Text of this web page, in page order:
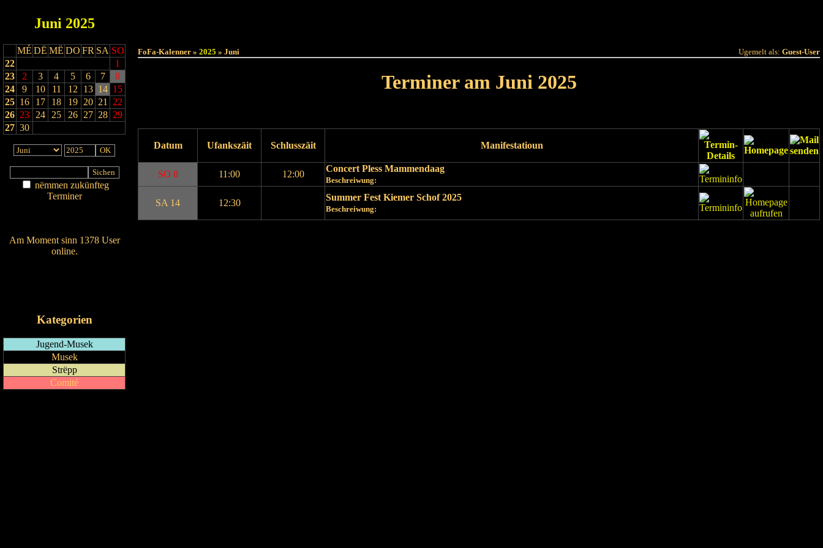
Juni 2025
MÉ DË MË DO FR SA SO
22
1
23
2 3 4 5 6 7
8
24
9 10 11 12 13 14 15
25 16 17 18 19 20 21
22
26 23 24 25 26 27 28 29
27 30
nëmmen zukünfteg
Terminer
Am Moment sinn 1378 User
online.
Kategorien
Jugend-Musek
Musek
Strëpp
Comité
FoFa-Kalenner » 2025 » Juni Ugemelt als: Guest-User
Terminer am Juni 2025
Datum Ufankszäit Schlusszäit Manifestatioun
SO 8 11:00 12:00
Concert Pless Mammendaag
Beschreiwung:
SA 14 12:30
Summer Fest Kiemer Schof 2025
Beschreiwung: